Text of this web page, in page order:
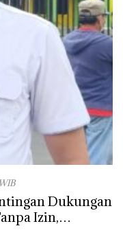
Dukungan
Izin,